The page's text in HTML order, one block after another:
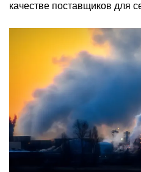
качестве поставщиков для